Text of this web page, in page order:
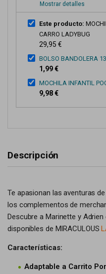
Mostrar detalles
Este producto:
CARRO LADYBUG
29,95 €
BOLSO BANDOLERA
1,99 €
MOCHILA INFANTIL
9,98 €
Descripción
Te apasionan las aventuras
los complementos de
Descubre a Marinette y
disponibles de MIRACULOUS
Características:
Adaptable a Carrito